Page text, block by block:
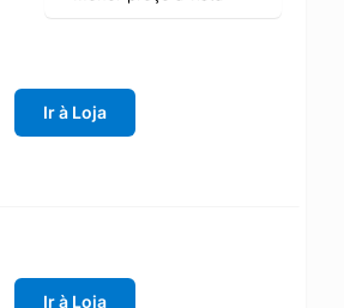
Ir à Loja
Ir à Loja